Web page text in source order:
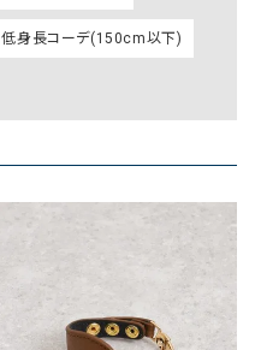
低身長コーデ(150cm以下)